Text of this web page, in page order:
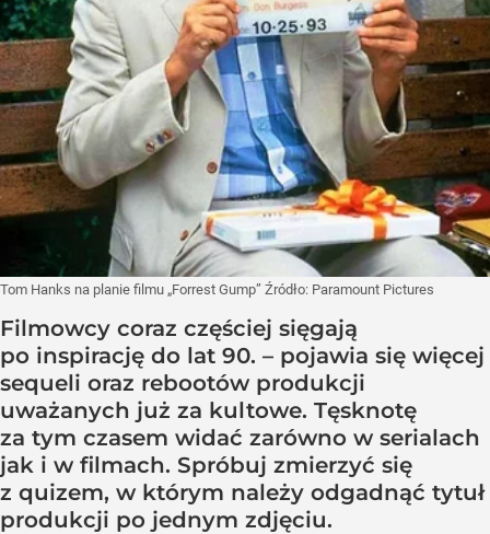
Tom Hanks na planie filmu „Forrest Gump” Źródło: Paramount Pictures
Filmowcy coraz częściej sięgają
po inspirację do lat 90. – pojawia się więcej
sequeli oraz rebootów produkcji
uważanych już za kultowe. Tęsknotę
za tym czasem widać zarówno w serialach
jak i w filmach. Spróbuj zmierzyć się
z quizem, w którym należy odgadnąć tytuł
produkcji po jednym zdjęciu.